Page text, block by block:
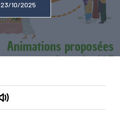
23/10/2025
Défi Foyers à